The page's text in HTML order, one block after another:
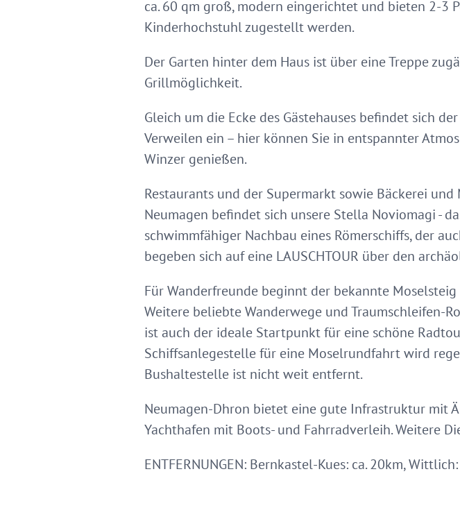
ca. 60 qm groß, modern eingerichtet und bieten 2-3
Kinderhochstuhl zugestellt werden.
Der Garten hinter dem Haus ist über eine Treppe
Grillmöglichkeit.
Gleich um die Ecke des Gästehauses befindet sich
Verweilen ein – hier können Sie in entspannter
Winzer genießen.
Restaurants und der Supermarkt sowie Bäckerei
Neumagen befindet sich unsere Stella Noviomagi -
schwimmfähiger Nachbau eines Römerschiffs, der
begeben sich auf eine LAUSCHTOUR über den
Für Wanderfreunde beginnt der bekannte
Weitere beliebte Wanderwege und Traumschleifen-
ist auch der ideale Startpunkt für eine schöne
Schiffsanlegestelle für eine Moselrundfahrt wird
Bushaltestelle ist nicht weit entfernt.
Neumagen-Dhron bietet eine gute Infrastruktur mit
Yachthafen mit Boots- und Fahrradverleih. Weitere
ENTFERNUNGEN: Bernkastel-Kues: ca. 20km,